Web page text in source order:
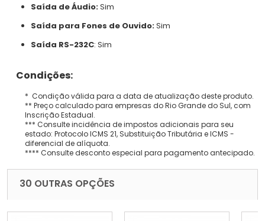
Saída de Áudio:Sim
Saída para Fones de Ouvido:Sim
Saída RS-232C: Sim
Condições:
* Condição válida para a data de atualização deste produto.
** Preço calculado para empresas do Rio Grande do Sul, com
Inscrição Estadual.
*** Consulte incidência de impostos adicionais para seu
estado: Protocolo ICMS 21, Substituição Tributária e ICMS -
diferencial de alíquota.
**** Consulte desconto especial para pagamento antecipado.
30 OUTRAS OPÇÕES